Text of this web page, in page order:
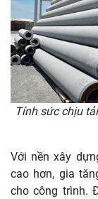
Tính sức chịu
Với nền xây
cao hơn, gia
cho công trình.